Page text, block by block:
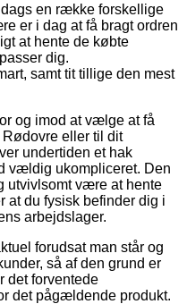
en række forskellige
er i dag at få bragt ordren
at hente de købte
dig.
samt tit tillige den mest
og imod at vælge at få
eller til dit
undertiden et hak
vældig ukompliceret. Den
utvivlsomt være at hente
at du fysisk befinder dig i
arbejdslager.
forudsat man står og
så af den grund er
det forventede
det pågældende produkt.